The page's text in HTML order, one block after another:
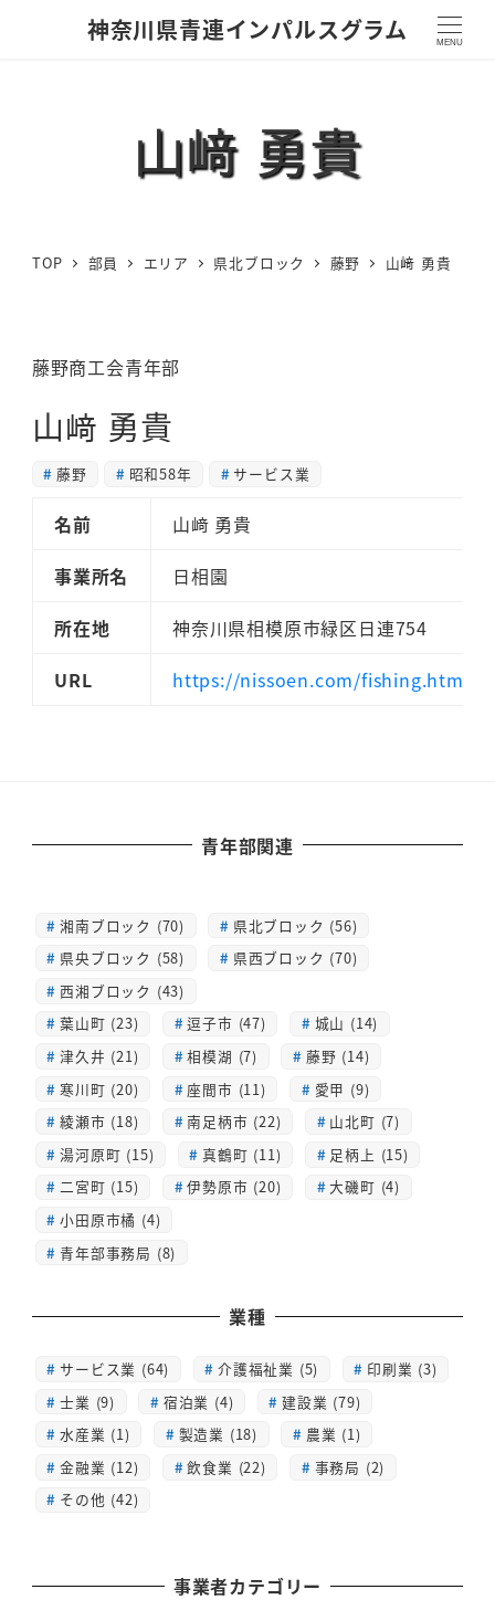
神奈川県青連インパルスグラム MENU
山﨑 勇貴
TOP 部員 エリア 県北ブロック 藤野 山﨑 勇貴
藤野商工会青年部
山﨑 勇貴
藤野 昭和58年 サービス業
名前
山﨑 勇貴
事業所名
日相園
所在地
神奈川県相模原市緑区日連754
URL
https://nissoen.com/fishing.html
青年部関連
湘南ブロック (70)
県北ブロック (56)
県央ブロック (58)
県西ブロック (70)
西湘ブロック (43)
葉山町 (23)
逗子市 (47)
城山 (14)
津久井 (21)
相模湖 (7)
藤野 (14)
寒川町 (20)
座間市 (11)
愛甲 (9)
綾瀬市 (18)
南足柄市 (22)
山北町 (7)
湯河原町 (15)
真鶴町 (11)
足柄上 (15)
二宮町 (15)
伊勢原市 (20)
大磯町 (4)
小田原市橘 (4)
青年部事務局 (8)
業種
サービス業 (64) 介護福祉業 (5)
印刷業 (3)
士業 (9)
宿泊業 (4)
建設業 (79)
水産業 (1)
製造業 (18)
農業 (1)
金融業 (12)
飲食業 (22)
事務局 (2)
その他 (42)
事業者カテゴリー